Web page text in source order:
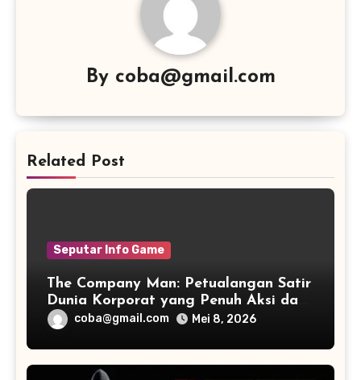
By coba@gmail.com
Related Post
Seputar Info Game
The Company Man: Petualangan Satir
Dunia Korporat yang Penuh Aksi dan
Humorcoba@gmail.com Mei 8, 2026